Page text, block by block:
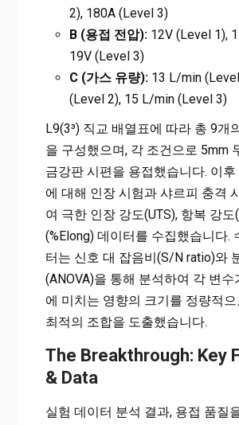
2), 180A (Level 3)
B (용접 전압):12V (Level 1),
19V (Level 3)
C (가스 유량):13 L/min
(Level 2), 15 L/min (Level 3)
L9(3³) 직교 배열표에 따라 총 9개
을 구성했으며, 각 조건으로 5mm
금강판 시편을 용접했습니다. 이후
에 대해 인장 시험과 샤르피 충격
여 극한 인장 강도(UTS), 항복 강도
(%Elong) 데이터를 수집했습니다.
터는 신호 대 잡음비(S/N ratio)와
(ANOVA)을 통해 분석하여 각 변수
에 미치는 영향의 크기를 정량적
최적의 조합을 도출했습니다.
The Breakthrough: Key
& Data
실험 데이터 분석 결과, 용접 품질